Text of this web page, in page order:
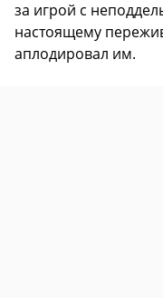
за игрой с
настоящему
аплодировал им.